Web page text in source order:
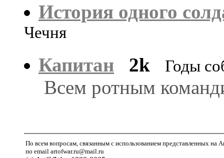
История одного
Чечня
Капитан
2k Годы
Всем ротным
По всем вопросам, связанным с использованием представленных на
по email artofwar.ru@mail.ru